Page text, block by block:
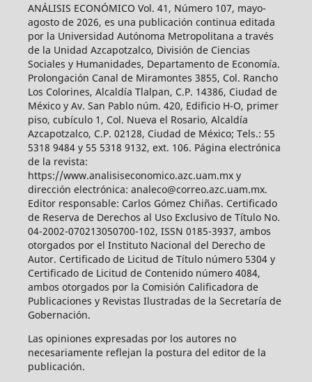
ANÁLISIS ECONÓMICO Vol. 41, Número 107, mayo-
agosto de 2026, es una publicación continua editada
por la Universidad Autónoma Metropolitana a través
de la Unidad Azcapotzalco, División de Ciencias
Sociales y Humanidades, Departamento de Economía.
Prolongación Canal de Miramontes 3855, Col. Rancho
Los Colorines, Alcaldía Tlalpan, C.P. 14386, Ciudad de
México y Av. San Pablo núm. 420, Edificio H-O, primer
piso, cubículo 1, Col. Nueva el Rosario, Alcaldía
Azcapotzalco, C.P. 02128, Ciudad de México; Tels.: 55
5318 9484 y 55 5318 9132, ext. 106. Página electrónica
de la revista:
https://www.analisiseconomico.azc.uam.mx y
dirección electrónica: analeco@correo.azc.uam.mx.
Editor responsable: Carlos Gómez Chiñas. Certificado
de Reserva de Derechos al Uso Exclusivo de Título No.
04-2002-070213050700-102, ISSN 0185-3937, ambos
otorgados por el Instituto Nacional del Derecho de
Autor. Certificado de Licitud de Título número 5304 y
Certificado de Licitud de Contenido número 4084,
ambos otorgados por la Comisión Calificadora de
Publicaciones y Revistas Ilustradas de la Secretaría de
Gobernación.
Las opiniones expresadas por los autores no
necesariamente reflejan la postura del editor de la
publicación.